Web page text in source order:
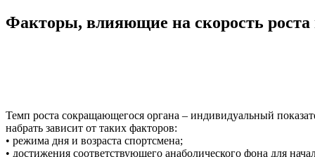
Факторы, влияющие на скорость
Темп роста сокращающегося органа – индивидуальный
набрать зависит от таких факторов:
• режима дня и возраста спортсмена;
• достижения соответствующего анаболического фона для